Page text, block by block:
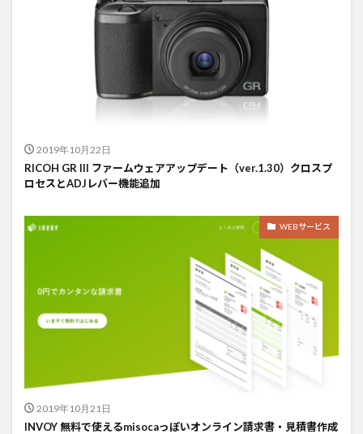
2019年10月22日
RICOH GR III ファームウェアアップデート（ver.1.30）クロスプ
ロセスとADJレバー機能追加
WEBサービス
2019年10月21日
INVOY 無料で使えるmisocaっぽいオンライン請求書・見積書作成